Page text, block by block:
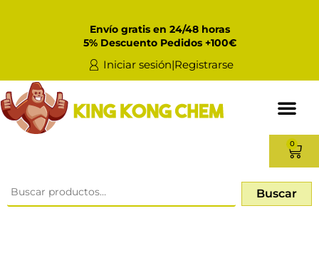
Envío gratis en 24/48 horas
5% Descuento Pedidos +100€
Iniciar sesión|Registrarse
0
Buscar